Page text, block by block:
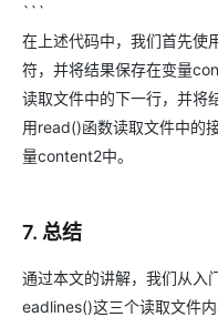
```
在上述代码中，我们首先使
符，并将结果保存在变量
读取文件中的下一行，并将
用read()函数读取文件中的
量content2中。
7. 总结
通过本文的讲解，我们从
eadlines()这三个读取文件内